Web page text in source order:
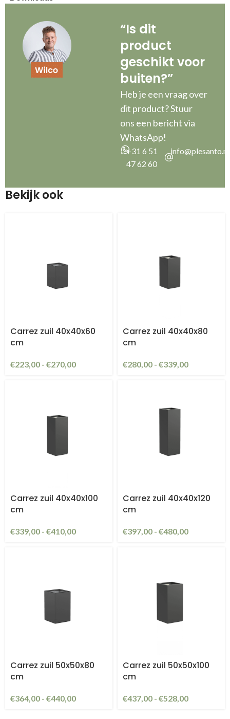
“Is dit
product
geschikt voor
buiten?”
Heb je een vraag over
dit product? Stuur
ons een bericht via
WhatsApp!
+31 6 51
47 62 60
info@plesanto.nl
Bekijk ook
Carrez zuil 40x40x60
cm
€223,00 - €270,00
Carrez zuil 40x40x80
cm
€280,00 - €339,00
Carrez zuil 40x40x100
cm
€339,00 - €410,00
Carrez zuil 40x40x120
cm
€397,00 - €480,00
Carrez zuil 50x50x80
cm
€364,00 - €440,00
Carrez zuil 50x50x100
cm
€437,00 - €528,00